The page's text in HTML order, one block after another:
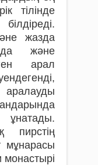
тілінде
жазда
және
арал
пирстің
мұнарасы